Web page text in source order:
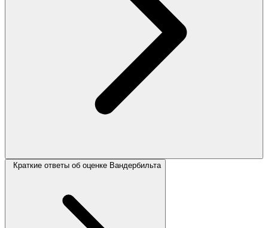
Краткие ответы об оценке Вандербильта